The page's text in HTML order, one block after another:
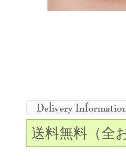
送料無料（全